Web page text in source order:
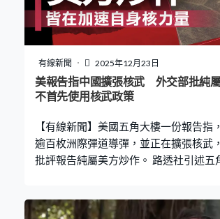
有線新聞 2025年12月23日
美報告指中國擴張核武 外交部批純
不首先使用核武政策
【有線新聞】美國五角大樓一份報告指
逾百枚洲際彈道導彈，並正在擴張核武
批評報告純屬美方炒作。 路透社引述五
彈道導彈，但未有說明導彈的潛在攻擊